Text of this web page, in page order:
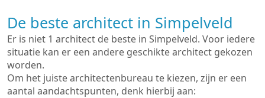
De beste architect in Simpelveld
Er is niet 1 architect de beste in Simpelveld. Voor iedere
situatie kan er een andere geschikte architect gekozen
worden.
Om het juiste architectenbureau te kiezen, zijn er een
aantal aandachtspunten, denk hierbij aan: